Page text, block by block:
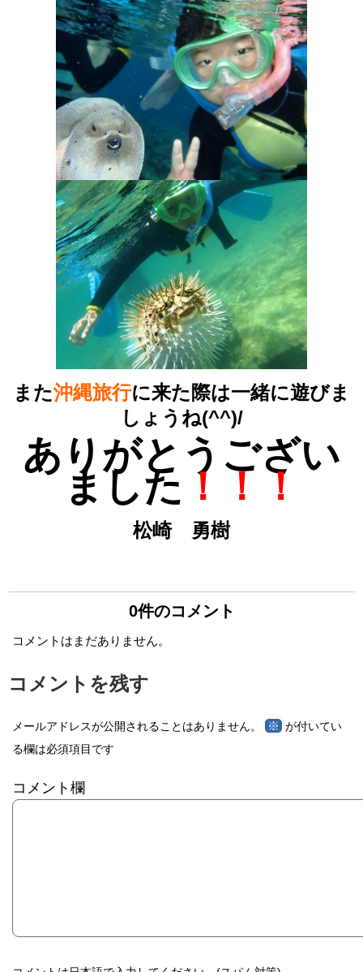
また沖縄旅行に来た際は一緒に遊びま
しょうね(^^)/
ありがとうござい
ました ！！！
松崎 勇樹
0件のコメント
コメントはまだありません。
コメントを残す
メールアドレスが公開されることはありません。 ※ が付いてい
る欄は必須項目です
コメント欄